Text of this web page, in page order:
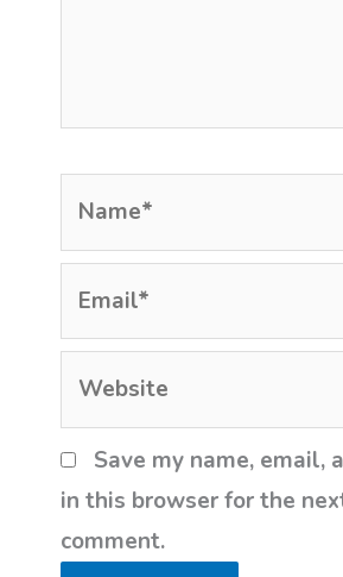
Save my name, email,
in this browser for the
comment.